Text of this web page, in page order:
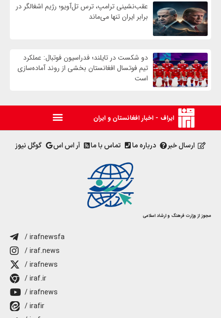
عقب‌نشینی ترامپ، ترس تل‌آویو؛ رژیم اشغالگر در
برابر ایران تنها می‌ماند
دو شکست در تایلند؛ فدراسیون فوتبال: عملکرد
تیم فوتسال افغانستان بخشی از روند آماده‌سازی
است
ایراف - اخبار افغانستان و ایران
ارسال خبر درباره ما تماس با ما آر اس اس گوگل نیوز
مجوز از وزارت فرهنگ و ارشاد اسلامی
/ irafnewsfa
/ iraf.news
/ irafnews
/ iraf.ir
/ irafnews
/ irafir